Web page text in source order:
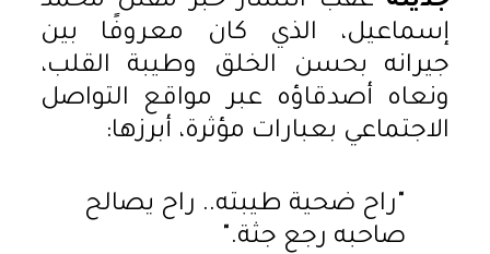
إسماعيل، الذي كان معروفًا بين
جيرانه بحسن الخلق وطيبة القلب،
ونعاه أصدقاؤه عبر مواقع التواصل
الاجتماعي بعبارات مؤثرة، أبرزها:
"راح ضحية طيبته.. راح يصالح
صاحبه رجع جثة."